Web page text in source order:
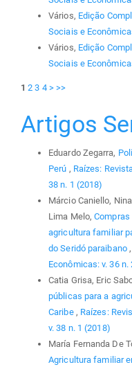
Vários, Edição
Sociais e
Vários, Edição
Sociais e
1 2 3 4 > >>
Artigos
Eduardo Zegarra,
Perú , Raízes:
38 n. 1 (2018)
Márcio Caniello,
Lima Melo,
agricultura familiar
do Seridó paraibano ,
Econômicas: v. 36 n.
Catia Grisa, Eric
públicas para a
Caribe , Raízes:
v. 38 n. 1 (2018)
María Fernanda De
Agricultura familiar